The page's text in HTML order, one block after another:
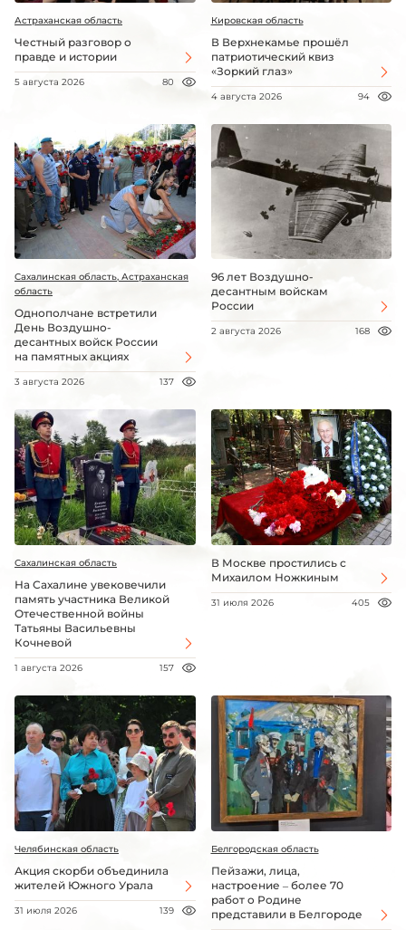
Астраханская область
Честный разговор о
правде и истории
5 августа 2026 80
Кировская область
В Верхнекамье прошёл
патриотический квиз
«Зоркий глаз»
4 августа 2026 94
Сахалинская область, Астраханская
область
Однополчане встретили
День Воздушно-
десантных войск России
на памятных акциях
3 августа 2026 137
96 лет Воздушно-
десантным войскам
России
2 августа 2026 168
Сахалинская область
На Сахалине увековечили
память участника Великой
Отечественной войны
Татьяны Васильевны
Кочневой
1 августа 2026 157
В Москве простились с
Михаилом Ножкиным
31 июля 2026 405
Челябинская область
Акция скорби объединила
жителей Южного Урала
31 июля 2026 139
Белгородская область
Пейзажи, лица,
настроение – более 70
работ о Родине
представили в Белгороде